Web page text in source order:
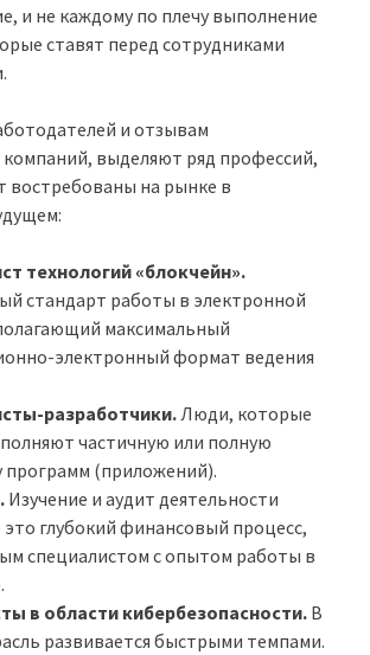
и не каждому по плечу выполнение
ставят перед сотрудниками
и отзывам
компаний, выделяют ряд профессий,
востребованы на рынке в
технологий «блокчейн».
стандарт работы в электронной
максимальный
электронный формат ведения
разработчики. Люди, которые
частичную или полную
программ (приложений).
Изучение и аудит деятельности
глубокий финансовый процесс,
специалистом с опытом работы в
в области кибербезопасности.В
развивается быстрыми темпами.